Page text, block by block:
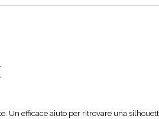
Un efficace aiuto per ritrovare una